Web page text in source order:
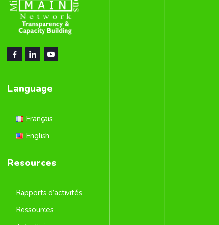
Language
Français
English
Resources
Rapports d’activités
Ressources